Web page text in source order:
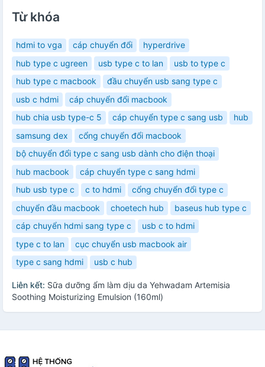
Từ khóa
hdmi to vga cáp chuyển đổi
hyperdrive
hub type c ugreen
usb type c to lan
usb to type c
hub type c macbook
đầu chuyển usb sang type c
usb c hdmi
cáp chuyển đổi macbook
hub chia usb type-c 5
cáp chuyển type c sang usb
hub
samsung dex
cổng chuyển đổi macbook
bộ chuyển đổi type c sang usb dành cho điện thoại
hub macbook
cáp chuyển type c sang hdmi
hub usb type c
c to hdmi
cổng chuyển đổi type c
chuyển đầu macbook
choetech hub
baseus hub type c
cáp chuyển hdmi sang type c
usb c to hdmi
type c to lan
cục chuyển usb macbook air
type c sang hdmi
usb c hub
Liên kết: Sữa dưỡng ẩm làm dịu da Yehwadam Artemisia
Soothing Moisturizing Emulsion (160ml)